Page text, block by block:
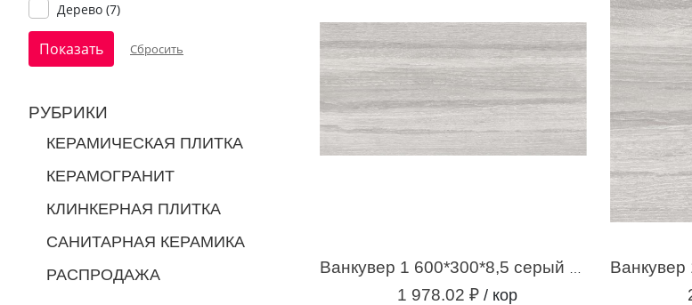
Дерево (7)
РУБРИКИ
КЕРАМИЧЕСКАЯ ПЛИТКА
КЕРАМОГРАНИТ
КЛИНКЕРНАЯ ПЛИТКА
САНИТАРНАЯ КЕРАМИКА
РАСПРОДАЖА
1 978.02 ₽/ кор